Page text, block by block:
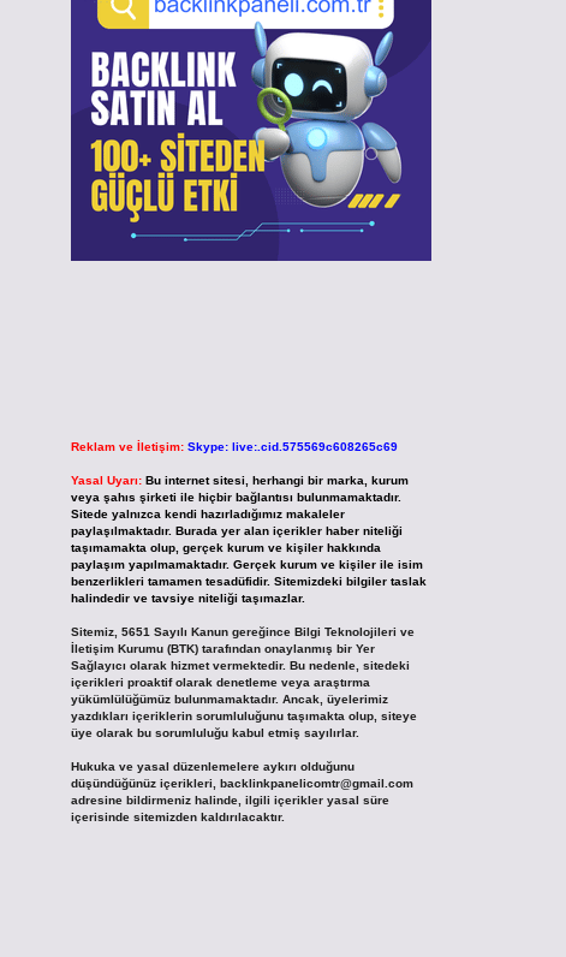
Reklam ve İletişim: Skype: live:.cid.575569c608265c69
Yasal Uyarı: Bu internet sitesi, herhangi bir marka, kurum
veya şahıs şirketi ile hiçbir bağlantısı bulunmamaktadır.
Sitede yalnızca kendi hazırladığımız makaleler
paylaşılmaktadır. Burada yer alan içerikler haber niteliği
taşımamakta olup, gerçek kurum ve kişiler hakkında
paylaşım yapılmamaktadır. Gerçek kurum ve kişiler ile isim
benzerlikleri tamamen tesadüfidir. Sitemizdeki bilgiler taslak
halindedir ve tavsiye niteliği taşımazlar.
Sitemiz, 5651 Sayılı Kanun gereğince Bilgi Teknolojileri ve
İletişim Kurumu (BTK) tarafından onaylanmış bir Yer
Sağlayıcı olarak hizmet vermektedir. Bu nedenle, sitedeki
içerikleri proaktif olarak denetleme veya araştırma
yükümlülüğümüz bulunmamaktadır. Ancak, üyelerimiz
yazdıkları içeriklerin sorumluluğunu taşımakta olup, siteye
üye olarak bu sorumluluğu kabul etmiş sayılırlar.
Hukuka ve yasal düzenlemelere aykırı olduğunu
düşündüğünüz içerikleri, backlinkpanelicomtr@gmail.com
adresine bildirmeniz halinde, ilgili içerikler yasal süre
içerisinde sitemizden kaldırılacaktır.